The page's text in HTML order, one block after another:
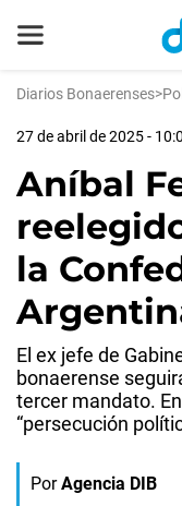
Diarios Bonaerenses>
27 de abril de 2025 -
Aníbal
la
El ex jefe de
bonaerense
tercer mandato.
“persecución
Por Agencia DIB